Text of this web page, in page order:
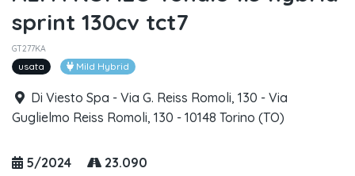
sprint 130cv tct7
GT277KA
usata Mild Hybrid
Di Viesto Spa - Via G. Reiss Romoli, 130 - Via
Guglielmo Reiss Romoli, 130 - 10148 Torino (TO)
5/2024 23.090